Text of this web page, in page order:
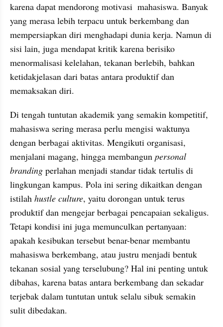
karena dapat mendorong motivasi  mahasiswa. Banyak
yang merasa lebih terpacu untuk berkembang dan
mempersiapkan diri menghadapi dunia kerja. Namun di
sisi lain, juga mendapat kritik karena berisiko
menormalisasi kelelahan, tekanan berlebih, bahkan
ketidakjelasan dari batas antara produktif dan
memaksakan diri.
Di tengah tuntutan akademik yang semakin kompetitif,
mahasiswa sering merasa perlu mengisi waktunya
dengan berbagai aktivitas. Mengikuti organisasi,
menjalani magang, hingga membangun personal
branding perlahan menjadi standar tidak tertulis di
lingkungan kampus. Pola ini sering dikaitkan dengan
istilah hustle culture, yaitu dorongan untuk terus
produktif dan mengejar berbagai pencapaian sekaligus.
Tetapi kondisi ini juga memunculkan pertanyaan:
apakah kesibukan tersebut benar-benar membantu
mahasiswa berkembang, atau justru menjadi bentuk
tekanan sosial yang terselubung? Hal ini penting untuk
dibahas, karena batas antara berkembang dan sekadar
terjebak dalam tuntutan untuk selalu sibuk semakin
sulit dibedakan.